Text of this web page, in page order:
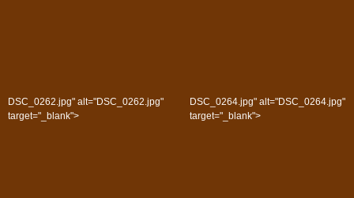
DSC_0262.jpg" alt="DSC_0262.jpg"
target="_blank">
DSC_0264.jpg" alt="DSC_0264.jpg"
target="_blank">